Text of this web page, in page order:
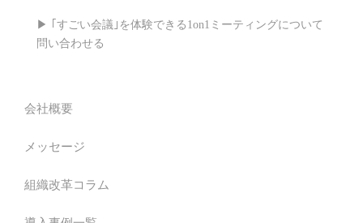
▶ ｢すごい会議｣を体験できる1on1ミーティングについて
問い合わせる
会社概要
メッセージ
組織改革コラム